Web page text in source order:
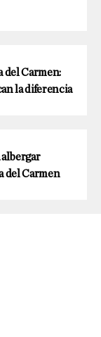
del Carmen:
la diferencia
albergar
del Carmen